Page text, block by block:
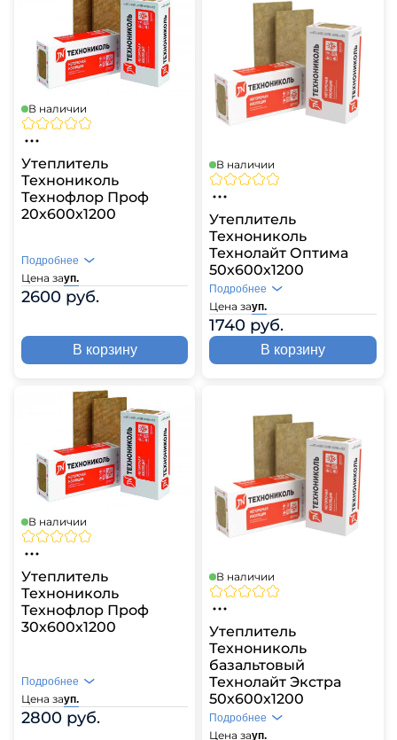
В наличии
Утеплитель
Технониколь
Технофлор Проф
20х600х1200
Цена зауп.
2600 руб.
Подробнее
В корзину
В наличии
Утеплитель
Технониколь
Технолайт Оптима
50х600х1200
Цена зауп.
1740 руб.
Подробнее
В корзину
В наличии
Утеплитель
Технониколь
Технофлор Проф
30х600х1200
Цена зауп.
2800 руб.
Подробнее
В наличии
Утеплитель
Технониколь
базальтовый
Технолайт Экстра
50х600х1200
Цена зауп.
Подробнее